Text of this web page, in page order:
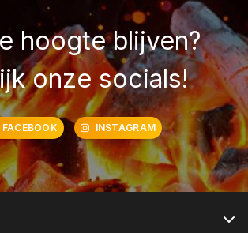
hoogte blijven?
onze socials!
FACEBOOK INSTAGRAM